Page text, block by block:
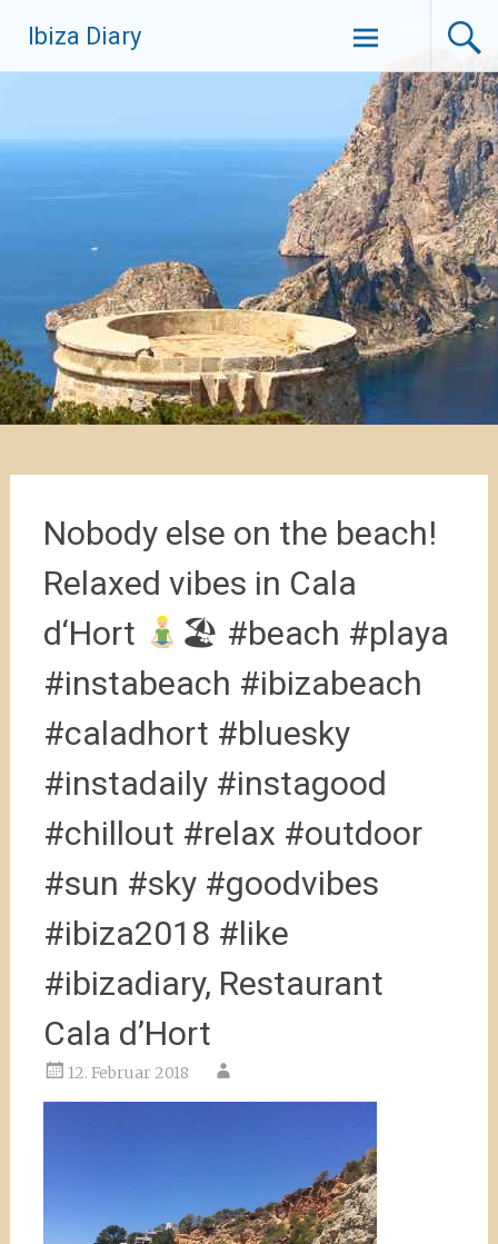
Inhalt
springen
Ibiza Diary
Nobody else on the beach!
Relaxed vibes in Cala
d‘Hort
🏖 #beach #playa
#instabeach #ibizabeach
#caladhort #bluesky
#instadaily #instagood
#chillout #relax #outdoor
#sun #sky #goodvibes
#ibiza2018 #like
#ibizadiary, Restaurant
Cala d’Hort
12. Februar 2018